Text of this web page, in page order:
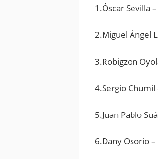
1.Óscar Sevilla
2.Miguel Ángel
3.Robigzon
4.Sergio Chumil
5.Juan Pablo
6.Dany Osorio